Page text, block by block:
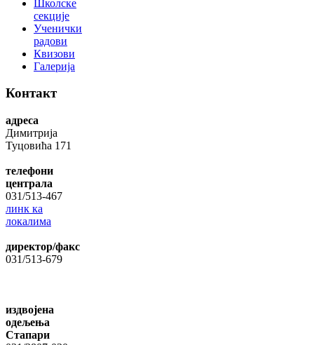
Школске
секције
Ученички
радови
Квизови
Галерија
Контакт
адреса
Димитрија
Туцовића 171
телефони
централа
031/513-467
линк ка
локалима
директор/факс
031/513-679
издвојена
одељења
Стапари